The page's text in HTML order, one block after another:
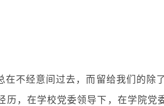
在不经意间过去，而留给我们的除
历，在学校党委领导下，在学院党